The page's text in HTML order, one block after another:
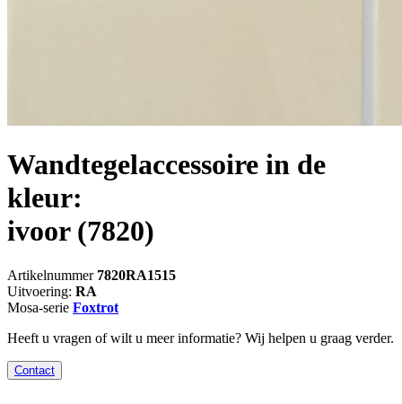
Wandtegelaccessoire in de
kleur:
ivoor(7820)
Artikelnummer 7820RA1515
Uitvoering: RA
Mosa-serie Foxtrot
Heeft u vragen of wilt u meer informatie? Wij helpen u graag verder.
Contact